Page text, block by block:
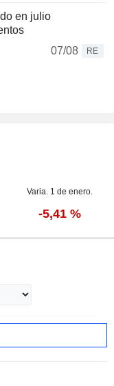
en julio
07/08
RE
Varia. 1 de enero.
-5,41 %